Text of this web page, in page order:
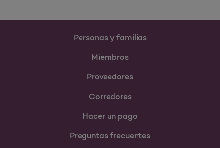
Personas y familias
Miembros
Proveedores
Corredores
Hacer un pago
Preguntas frecuentes